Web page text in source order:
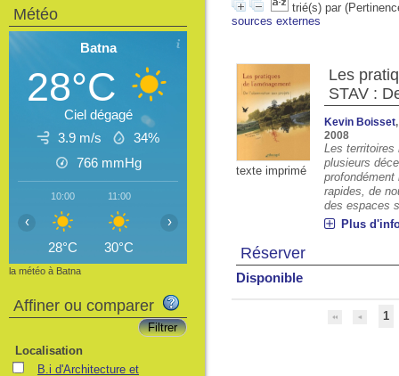
trié(s) par
sources externes
texte imprimé
Les
STAV :
Kevin Boisset
2008
Les territoires
plusieurs
rapides, de
des espaces
Plus
Réserver
Disponible
1
Météo
Batna
28°C
Ciel dégagé
3.9 m/s
34%
766 mmHg
10:00
28°C
11:00
30°C 32°C 32°C
15:00
‹ ›
la météo à Batna
Affiner ou comparer
Localisation
B.i d'Architecture et